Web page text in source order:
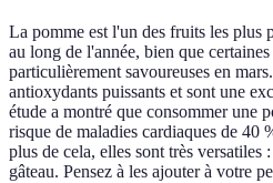
La pomme est l'un des fruits les plus
au long de l'année, bien que
particulièrement savoureuses en
antioxydants puissants et sont une
étude a montré que consommer une
risque de maladies cardiaques de 40
plus de cela, elles sont très versatiles
gâteau. Pensez à les ajouter à votre